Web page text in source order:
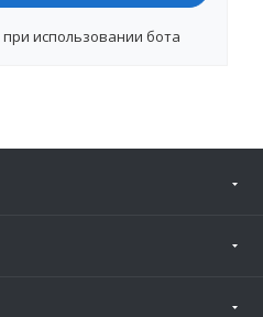
при использовании бота